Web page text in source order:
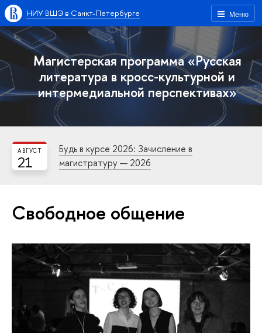
Меню
НИУ ВШЭ в Санкт-Петербурге
Магистерская программа «Русская
литература в кросс-культурной и
интермедиальной перспективах»
21
АВГУСТ
Будь в курсе 2026: Зачисление в
магистратуру — 2026
Свободное общение